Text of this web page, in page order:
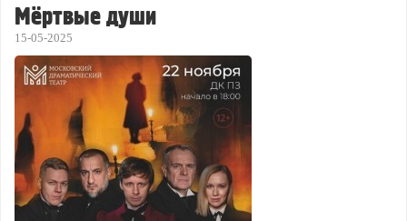
Мёртвые души
15-05-2025